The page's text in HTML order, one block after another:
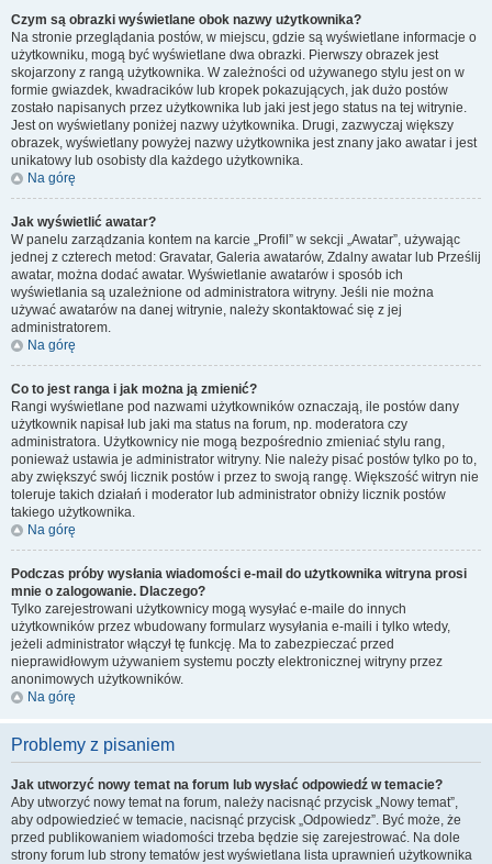
Czym są obrazki wyświetlane obok nazwy użytkownika?
Na stronie przeglądania postów, w miejscu, gdzie są wyświetlane informacje o
użytkowniku, mogą być wyświetlane dwa obrazki. Pierwszy obrazek jest
skojarzony z rangą użytkownika. W zależności od używanego stylu jest on w
formie gwiazdek, kwadracików lub kropek pokazujących, jak dużo postów
zostało napisanych przez użytkownika lub jaki jest jego status na tej witrynie.
Jest on wyświetlany poniżej nazwy użytkownika. Drugi, zazwyczaj większy
obrazek, wyświetlany powyżej nazwy użytkownika jest znany jako awatar i jest
unikatowy lub osobisty dla każdego użytkownika.
Na górę
Jak wyświetlić awatar?
W panelu zarządzania kontem na karcie „Profil” w sekcji „Awatar”, używając
jednej z czterech metod: Gravatar, Galeria awatarów, Zdalny awatar lub Prześlij
awatar, można dodać awatar. Wyświetlanie awatarów i sposób ich
wyświetlania są uzależnione od administratora witryny. Jeśli nie można
używać awatarów na danej witrynie, należy skontaktować się z jej
administratorem.
Na górę
Co to jest ranga i jak można ją zmienić?
Rangi wyświetlane pod nazwami użytkowników oznaczają, ile postów dany
użytkownik napisał lub jaki ma status na forum, np. moderatora czy
administratora. Użytkownicy nie mogą bezpośrednio zmieniać stylu rang,
ponieważ ustawia je administrator witryny. Nie należy pisać postów tylko po to,
aby zwiększyć swój licznik postów i przez to swoją rangę. Większość witryn nie
toleruje takich działań i moderator lub administrator obniży licznik postów
takiego użytkownika.
Na górę
Podczas próby wysłania wiadomości e-mail do użytkownika witryna prosi
mnie o zalogowanie. Dlaczego?
Tylko zarejestrowani użytkownicy mogą wysyłać e-maile do innych
użytkowników przez wbudowany formularz wysyłania e-maili i tylko wtedy,
jeżeli administrator włączył tę funkcję. Ma to zabezpieczać przed
nieprawidłowym używaniem systemu poczty elektronicznej witryny przez
anonimowych użytkowników.
Na górę
Problemy z pisaniem
Jak utworzyć nowy temat na forum lub wysłać odpowiedź w temacie?
Aby utworzyć nowy temat na forum, należy nacisnąć przycisk „Nowy temat”,
aby odpowiedzieć w temacie, nacisnąć przycisk „Odpowiedz”. Być może, że
przed publikowaniem wiadomości trzeba będzie się zarejestrować. Na dole
strony forum lub strony tematów jest wyświetlana lista uprawnień użytkownika